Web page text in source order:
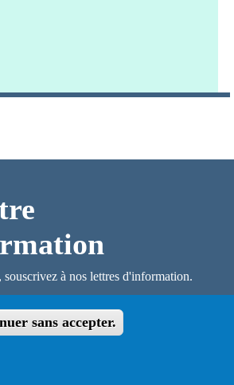
souscrivez à nos lettres d'information.
sans accepter.